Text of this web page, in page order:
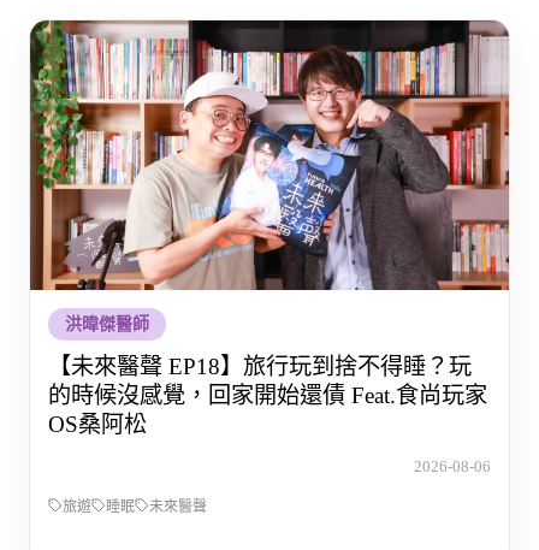
洪暐傑醫師
【未來醫聲 EP18】旅行玩到捨不得睡？玩
的時候沒感覺，回家開始還債 Feat.食尚玩家
OS桑阿松
2026-08-06
旅遊 睡眠 未來醫聲